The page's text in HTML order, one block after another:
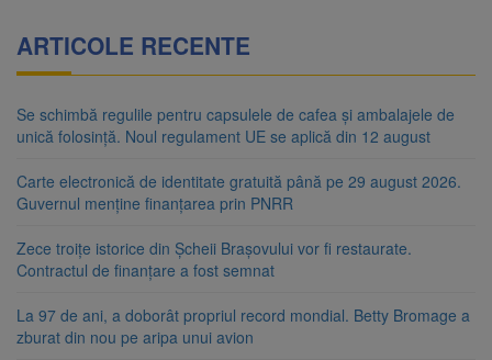
ARTICOLE RECENTE
Se schimbă regulile pentru capsulele de cafea și ambalajele de
unică folosință. Noul regulament UE se aplică din 12 august
Carte electronică de identitate gratuită până pe 29 august 2026.
Guvernul menține finanțarea prin PNRR
Zece troițe istorice din Șcheii Brașovului vor fi restaurate.
Contractul de finanțare a fost semnat
La 97 de ani, a doborât propriul record mondial. Betty Bromage a
zburat din nou pe aripa unui avion